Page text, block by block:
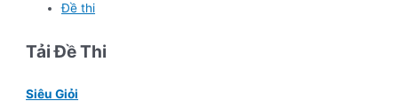
Đề thi
Tải Đề Thi
Siêu Giỏi